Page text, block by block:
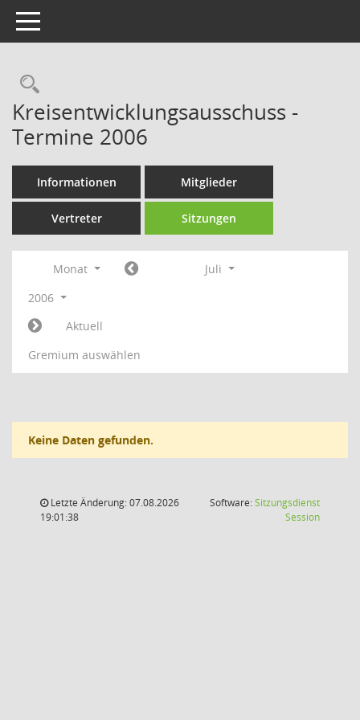
Toggle navigation
Rechercheauswahl
Kreisentwicklungsausschuss -
Termine 2006
Informationen Mitglieder
Vertreter Sitzungen
Monat
Juli
2006
Aktuell
Gremium auswählen
Keine Daten gefunden.
Letzte Änderung: 07.08.2026
19:01:38
Software:Sitzungsdienst
Session(Wird in